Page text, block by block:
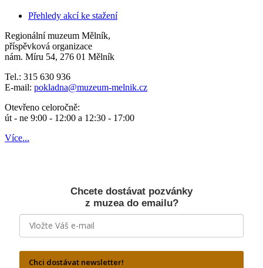
Přehledy akcí ke stažení
Regionální muzeum Mělník,
příspěvková organizace
nám. Míru 54, 276 01 Mělník
Tel.: 315 630 936
E-mail: pokladna@muzeum-melnik.cz
Otevřeno celoročně:
út - ne 9:00 - 12:00 a 12:30 - 17:00
Více...
Chcete dostávat pozvánky
z muzea do emailu?
Chci dostávat newsletter!